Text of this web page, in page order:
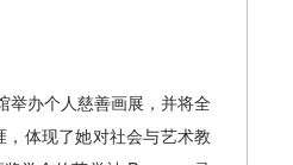
举办个人慈善画展，并将全
体现了她对社会与艺术教